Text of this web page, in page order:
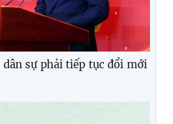
sự phải tiếp tục đổi mới